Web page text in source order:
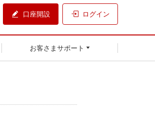
口座開設 ログイン
お客さまサポート